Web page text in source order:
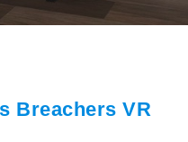
Breachers VR